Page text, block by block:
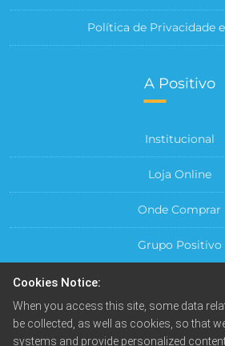
Política de Privacidade
A Positivo
Institucional
Loja Online
Onde Comprar
Grupo Positivo
Central do Cliente
Cookies Notice:
When you access this site, some data
be collected, as well as cookies, so that
systems and provide personalized